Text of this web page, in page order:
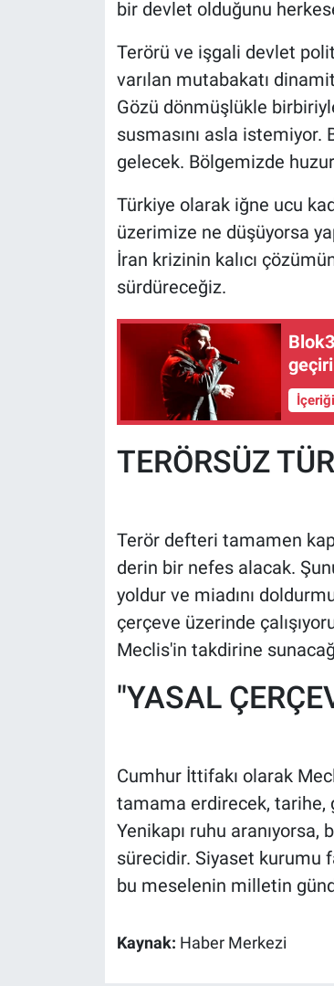
bir devlet olduğunu
Terörü ve işgali devlet
varılan mutabakatı
Gözü dönmüşlükle
susmasını asla
gelecek. Bölgemizde
Türkiye olarak iğne ucu
üzerimize ne düşüyorsa
İran krizinin kalıcı
sürdüreceğiz.
TERÖRSÜZ
Terör defteri tamamen
derin bir nefes alacak.
yoldur ve miadını
çerçeve üzerinde
Meclis'in takdirine
"YASAL
Cumhur İttifakı olarak
tamama erdirecek, tarihe,
Yenikapı ruhu
sürecidir. Siyaset kurumu
bu meselenin milletin
Kaynak: Haber Merkezi